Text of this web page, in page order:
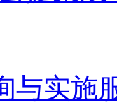
与实施